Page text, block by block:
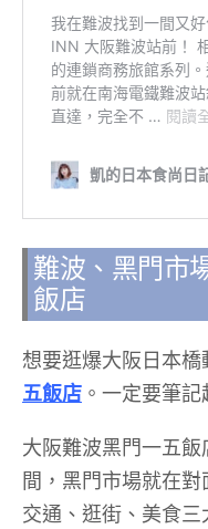
難波、黑門市
飯店
想要逛爆大阪日本橋
五飯店 。一定要筆記
大阪難波黑門一五
間，黑門市場就在對
交通、逛街、美食